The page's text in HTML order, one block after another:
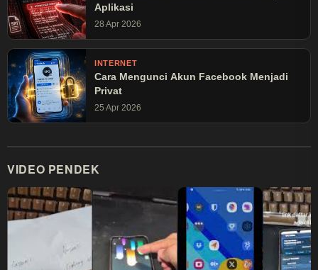
Aplikasi
28 Apr 2026
INTERNET
Cara Mengunci Akun Facebook Menjadi
Privat
25 Apr 2026
VIDEO PENDEK